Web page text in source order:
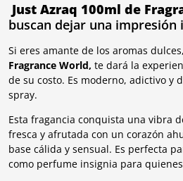
Just Azraq 100ml de
buscan dejar una impresión
Si eres amante de los aromas
Fragrance World, te dará la
de su costo. Es moderno, adictivo
spray.
Esta fragancia conquista una vibra
fresca y afrutada con un corazón
base cálida y sensual. Es perfecta
como perfume insignia para